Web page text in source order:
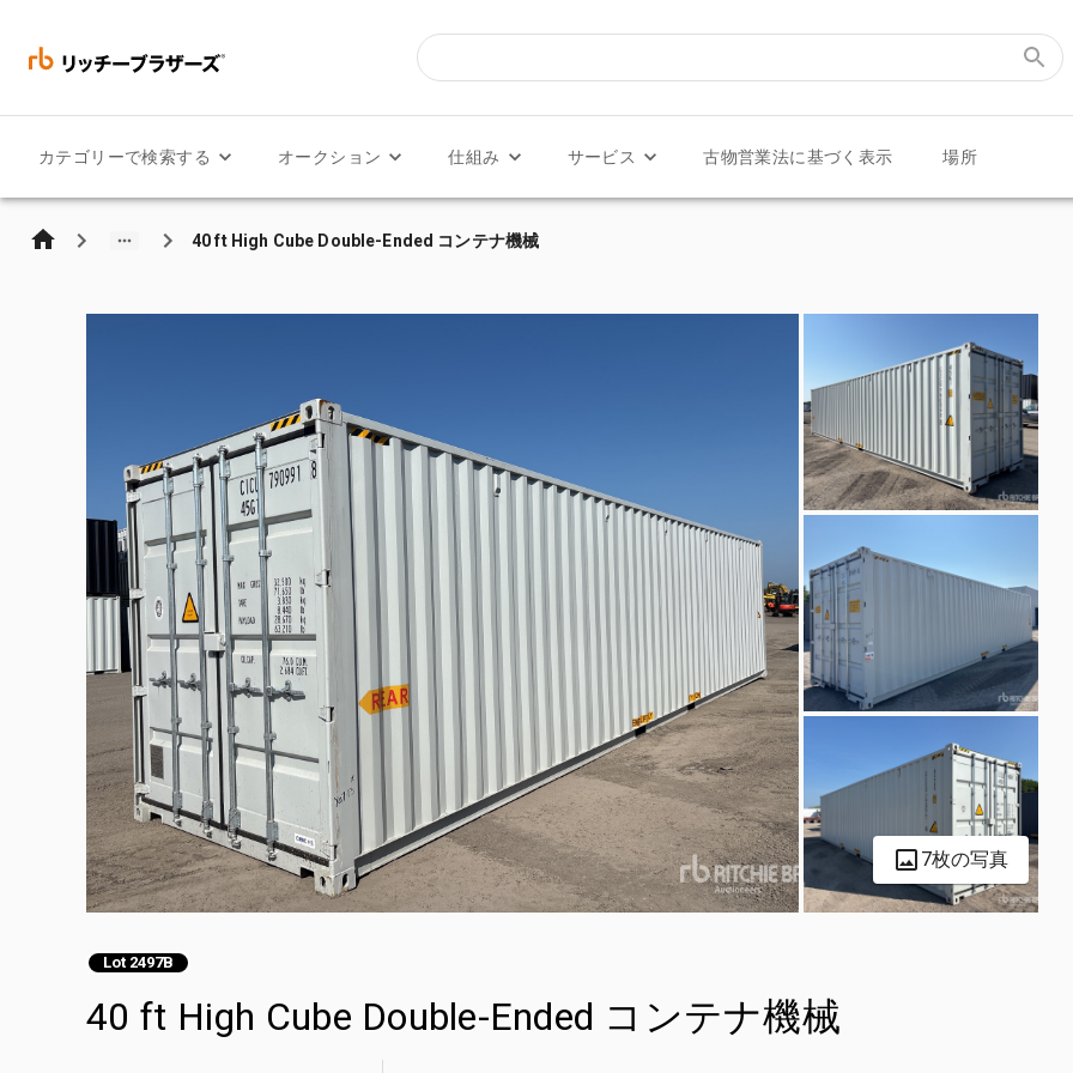
カテゴリーで検索する オークション 仕組み サービス 古物営業法に基づく表示 場所
40 ft High Cube Double-Ended コンテナ機械
7枚の写真
Lot 2497B
40 ft High Cube Double-Ended コンテナ機械